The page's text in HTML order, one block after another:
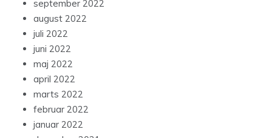
september 2022
august 2022
juli 2022
juni 2022
maj 2022
april 2022
marts 2022
februar 2022
januar 2022